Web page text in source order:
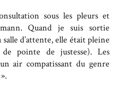
sous les pleurs et
Quand je suis sortie
d’attente, elle était pleine
de pointe de justesse). Les
air compatissant du genre